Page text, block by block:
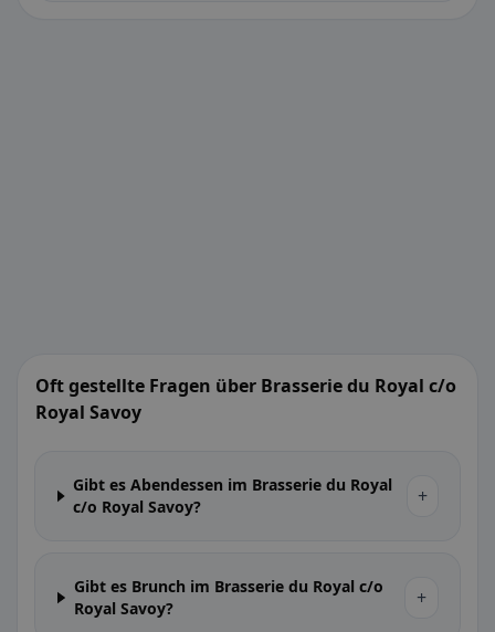
Oft gestellte Fragen über Brasserie du Royal c/o
Royal Savoy
Gibt es Abendessen im Brasserie du Royal
c/o Royal Savoy?
+
Gibt es Brunch im Brasserie du Royal c/o
Royal Savoy?
+